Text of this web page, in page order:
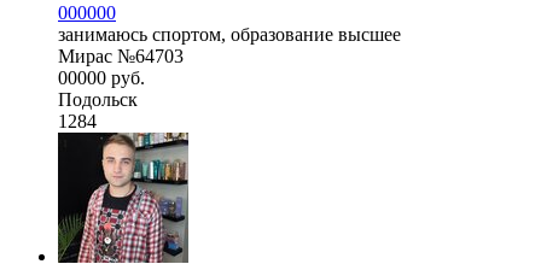
000000
занимаюсь спортом, образование высшее
Мирас №64703
00000 руб.
Подольск
1284